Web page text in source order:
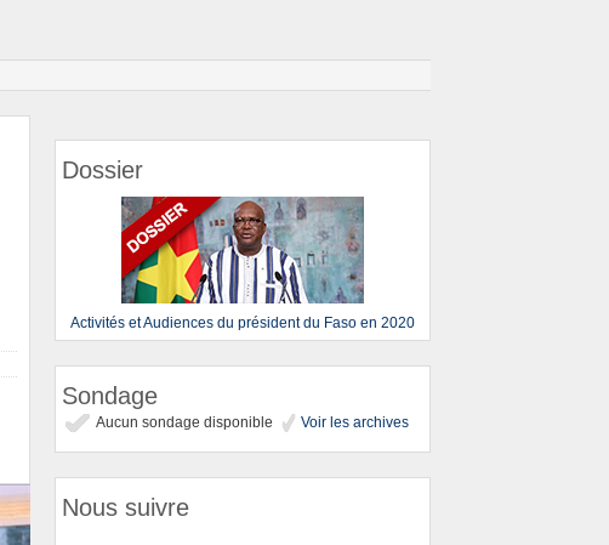
Dossier
Activités et Audiences du président du Faso en 2020
Sondage
Aucun sondage disponible Voir les archives
Nous suivre